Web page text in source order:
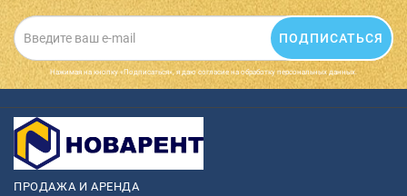
ПОДПИСАТЬСЯ
Нажимая на кнопку «Подписаться», я даю cогласие на обработку персональных данных.
ПРОДАЖА И АРЕНДА